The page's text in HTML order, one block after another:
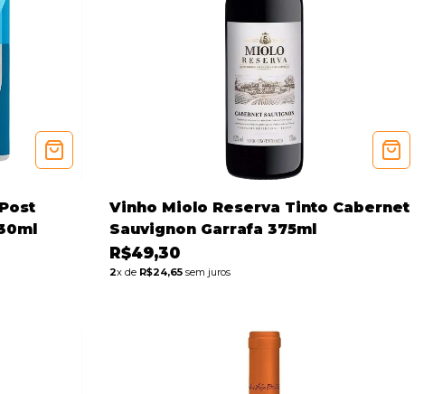
Vinho Miolo Reserva Tinto Cabernet
Sauvignon Garrafa 375ml
R$49,30
2x de R$24,65sem juros